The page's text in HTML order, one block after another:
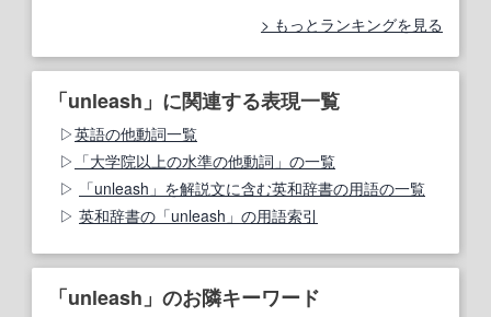
もっとランキングを見る
「unleash」に関連する表現一覧
英語の他動詞一覧
「大学院以上の水準の他動詞」の一覧
「unleash」を解説文に含む英和辞書の用語の一覧
英和辞書の「unleash」の用語索引
「unleash」のお隣キーワード